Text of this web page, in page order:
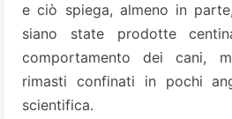
e ciò spiega, almeno in
siano state prodotte
comportamento dei cani,
rimasti confinati in pochi
scientifica.